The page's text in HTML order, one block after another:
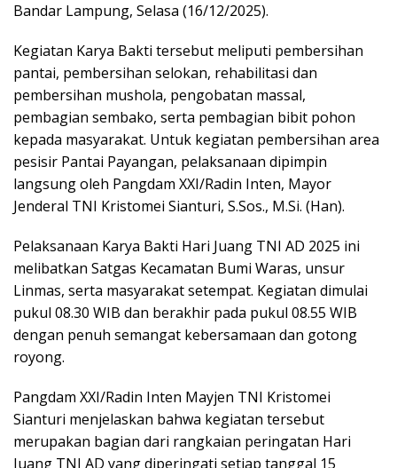
Bandar Lampung, Selasa (16/12/2025).
Kegiatan Karya Bakti tersebut meliputi pembersihan
pantai, pembersihan selokan, rehabilitasi dan
pembersihan mushola, pengobatan massal,
pembagian sembako, serta pembagian bibit pohon
kepada masyarakat. Untuk kegiatan pembersihan area
pesisir Pantai Payangan, pelaksanaan dipimpin
langsung oleh Pangdam XXI/Radin Inten, Mayor
Jenderal TNI Kristomei Sianturi, S.Sos., M.Si. (Han).
Pelaksanaan Karya Bakti Hari Juang TNI AD 2025 ini
melibatkan Satgas Kecamatan Bumi Waras, unsur
Linmas, serta masyarakat setempat. Kegiatan dimulai
pukul 08.30 WIB dan berakhir pada pukul 08.55 WIB
dengan penuh semangat kebersamaan dan gotong
royong.
Pangdam XXI/Radin Inten Mayjen TNI Kristomei
Sianturi menjelaskan bahwa kegiatan tersebut
merupakan bagian dari rangkaian peringatan Hari
Juang TNI AD yang diperingati setiap tanggal 15